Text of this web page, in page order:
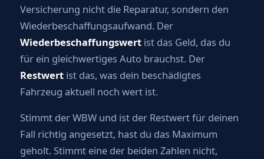
Versicherung nicht die Reparatur, sondern den
Wiederbeschaffungsaufwand. Der
Wiederbeschaffungswert ist das Geld, das du
für ein gleichwertiges Auto brauchst. Der
Restwert ist das, was dein beschädigtes
Fahrzeug aktuell noch wert ist.
Stimmt der WBW und ist der Restwert für deinen
Fall richtig angesetzt, hast du das Maximum
geholt. Stimmt eine der beiden Zahlen nicht,